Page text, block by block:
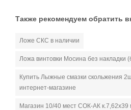
Также рекомендуем обратить
Ложе СКС в наличии
Ложа винтовки Мосина без накладки
Купить Лыжные смазки скольжения
интернет-магазине
Магазин 10/40 мест СОК-АК к.7,62х39